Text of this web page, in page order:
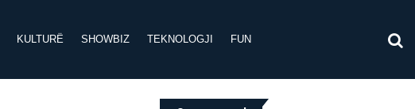
KULTURË SHOWBIZ TEKNOLOGJI FUN